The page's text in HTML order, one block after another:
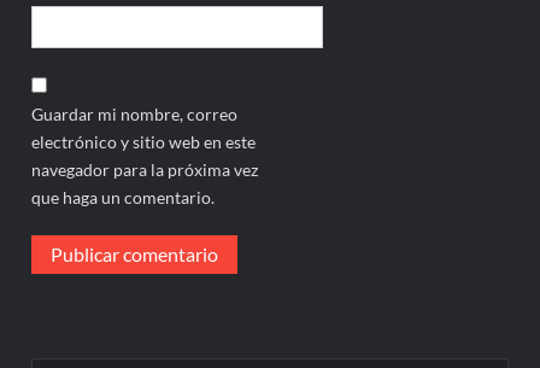
Guardar mi nombre, correo
electrónico y sitio web en este
navegador para la próxima vez
que haga un comentario.